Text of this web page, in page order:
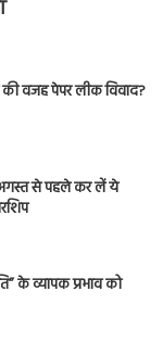
वजह पेपर लीक विवाद?
अगस्त से पहले कर लें ये
के व्यापक प्रभाव को